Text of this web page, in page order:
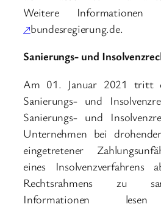
Weitere
↗bundesregierung.de.
Sanierungs- und
Am 01. Januar 2021 tritt
Sanierungs- und
Sanierungs- und
Unternehmen bei
eingetretener
eines Insolvenzverfahrens
Rechtsrahmens zu
Informationen